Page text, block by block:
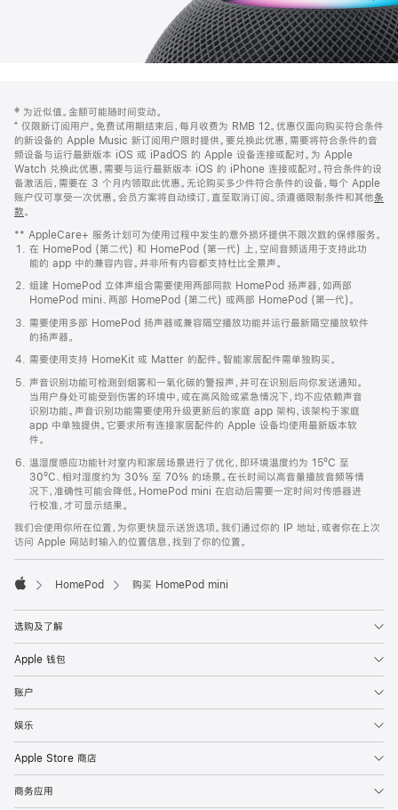
页
页
脚
注
‡ 为近似值。金额可能随时间变动。
⁺ 仅限新订阅用户。免费试用期结束后，每月收费为 RMB 12。优惠仅面向购买符合条件
的新设备的 Apple Music 新订阅用户限时提供。要兑换此优惠，需要将符合条件的音
频设备与运行最新版本 iOS 或 iPadOS 的 Apple 设备连接或配对。为 Apple
Watch 兑换此优惠，需要与运行最新版本 iOS 的 iPhone 连接或配对。符合条件的设
备激活后，需要在 3 个月内领取此优惠。无论购买多少件符合条件的设备，每个 Apple
账户仅可享受一次优惠。会员方案将自动续订，直至取消订阅。须遵循限制条件和其他条
款。
窗
口
中
打
开)
** AppleCare+ 服务计划可为使用过程中发生的意外损坏提供不限次数的保修服务。
在 HomePod (第二代) 和 HomePod (第一代) 上，空间音频适用于支持此功
能的 app 中的兼容内容。并非所有内容都支持杜比全景声。
组建 HomePod 立体声组合需要使用两部同款 HomePod 扬声器，如两部
HomePod mini、两部 HomePod (第二代) 或两部 HomePod (第一代)。
需要使用多部 HomePod 扬声器或兼容隔空播放功能并运行最新隔空播放软件
的扬声器。
需要使用支持 HomeKit 或 Matter 的配件。智能家居配件需单独购买。
声音识别功能可检测到烟雾和一氧化碳的警报声，并可在识别后向你发送通知。
当用户身处可能受到伤害的环境中，或在高风险或紧急情况下，均不应依赖声音
识别功能。声音识别功能需要使用升级更新后的家庭 app 架构，该架构于家庭
app 中单独提供。它要求所有连接家居配件的 Apple 设备均使用最新版本软
件。
温湿度感应功能针对室内和家居场景进行了优化，即环境温度约为 15ºC 至
30ºC、相对湿度约为 30% 至 70% 的场景。在长时间以高音量播放音频等情
况下，准确性可能会降低。HomePod mini 在启动后需要一定时间对传感器进
行校准，才可显示结果。
我们会使用你所在位置，为你更快显示送货选项。我们通过你的 IP 地址，或者你在上次
访问 Apple 网站时输入的位置信息，找到了你的位置。
HomePod 购买 HomePod mini
选购及了解
Apple 钱包
账户
娱乐
Apple Store 商店
商务应用